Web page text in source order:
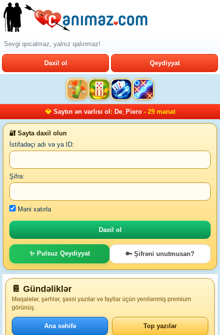
Sevgi qocalmaz, yalnız qalınmaz!
Daxil ol Qeydiyyat
💎 Saytın ən varlısı ol : De_Piero- 29 manat
🔐 Sayta daxil olun
İstifadəçi adı və ya ID:
Şifrə:
Məni xatırla
✨ Pulsuz Qeydiyyat 🔑 Şifrəni unutmusan?
📔 Gündəliklər
Məqalələr, şərhlər, şəxsi yazılar və fayllar üçün yenilənmiş premium
görünüş.
Ana səhifə Top yazılar